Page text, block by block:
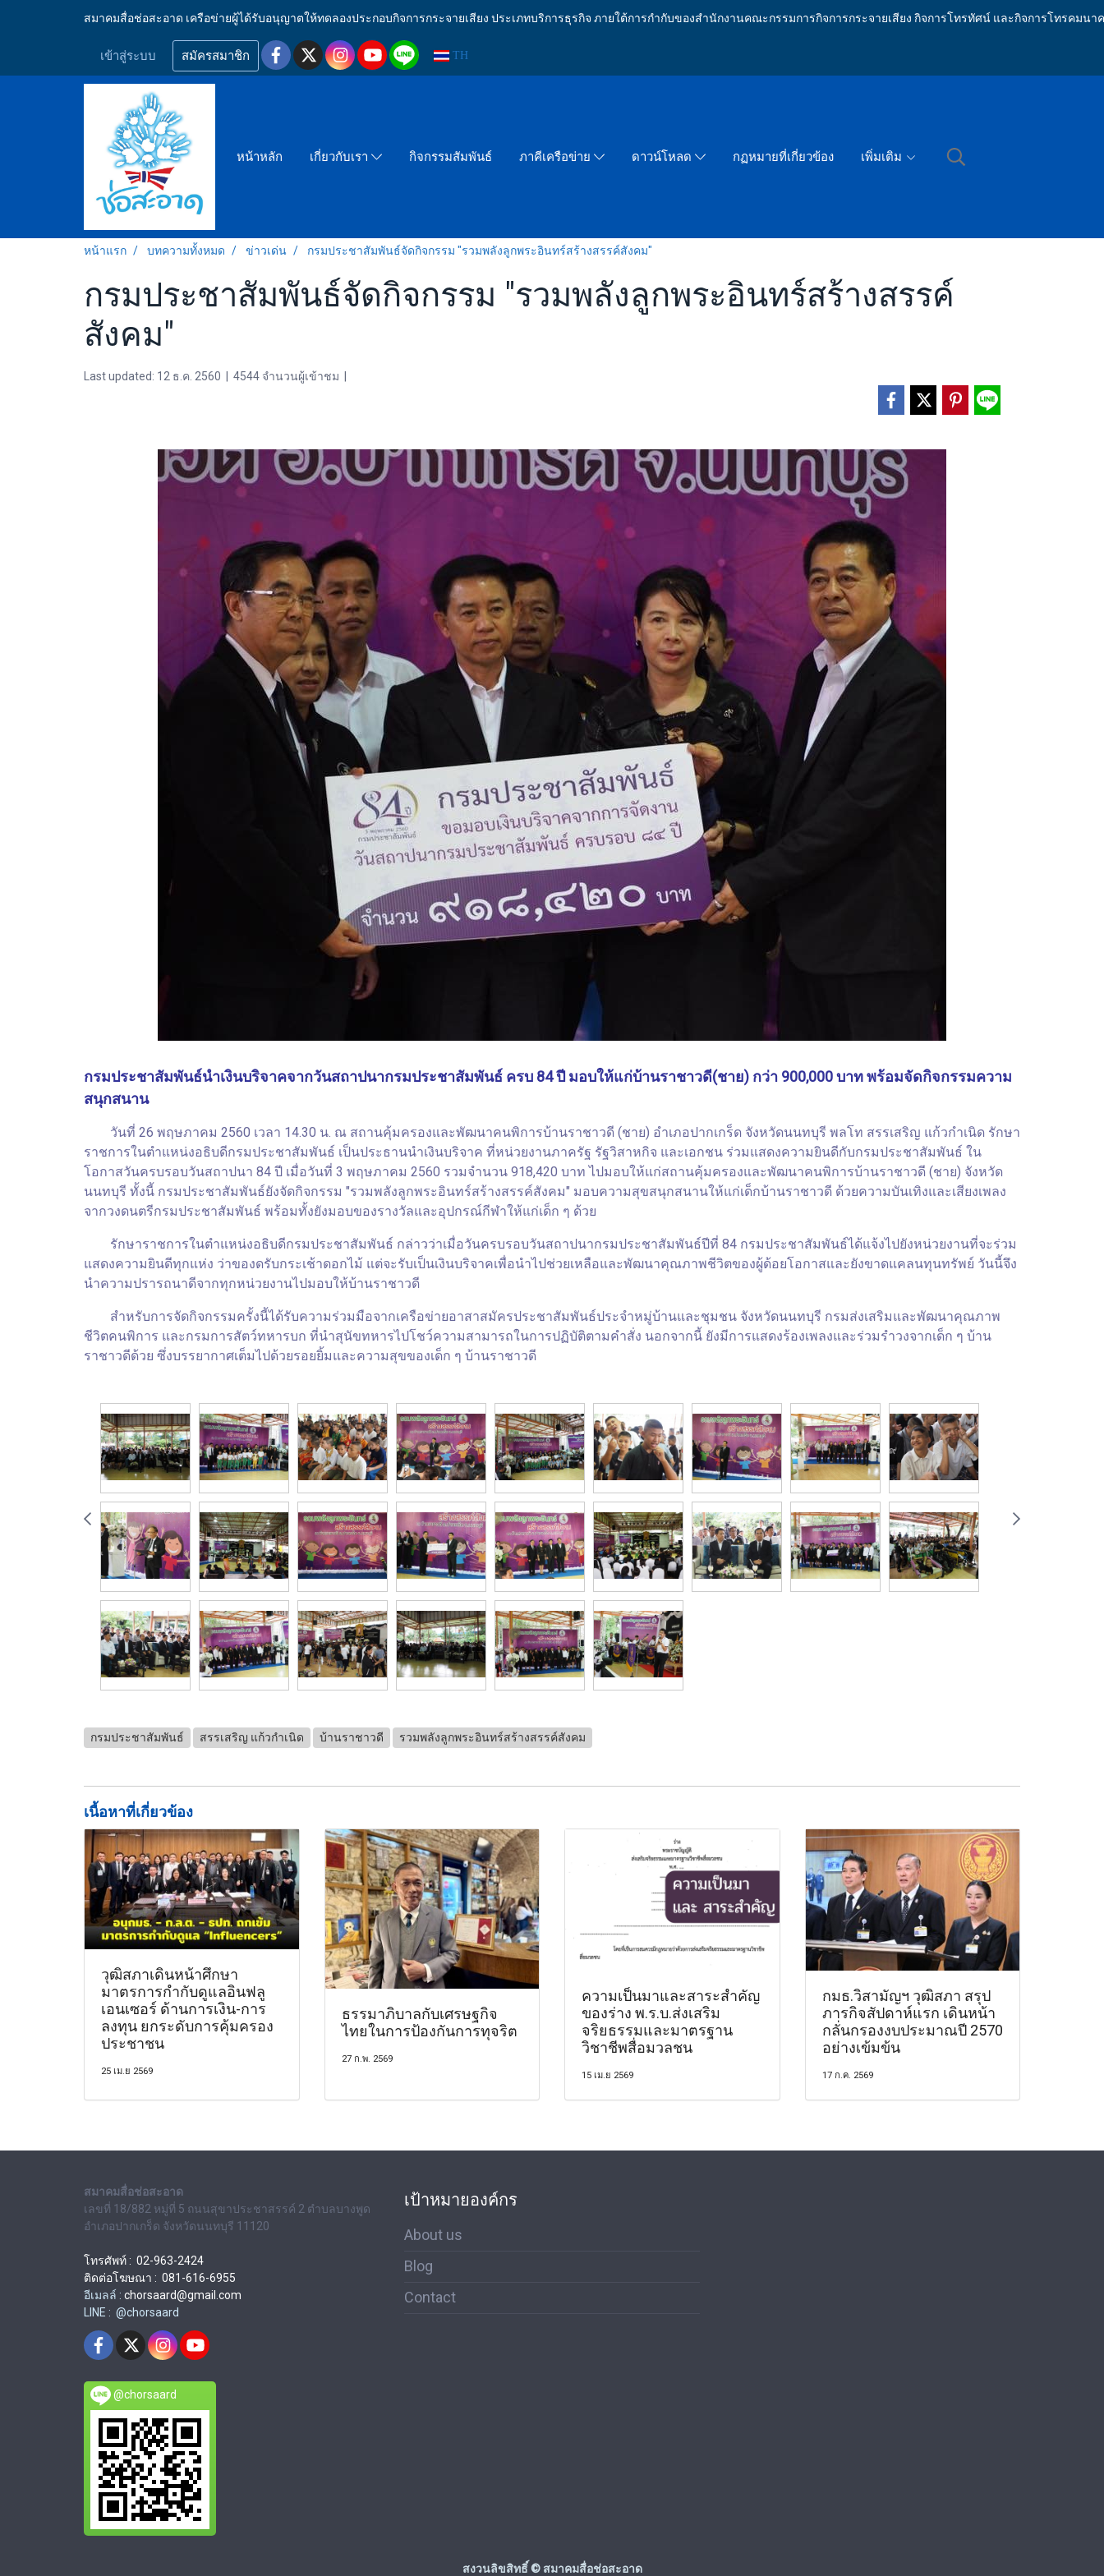
สมาคมสื่อช่อสะอาด เครือข่ายผู้ได้รับอนุญาตให้ทดลองประกอบกิจการกระจายเสียง ประเภทบริการธุรกิจ ภายใต้การกำกับของสำนักงานคณะกรรมการกิจการกระจายเสียง กิจการโทรทัศน์ และกิจการโทรคมนา
เข้าสู่ระบบ สมัครสมาชิก TH
หน้าหลัก เกี่ยวกับเรา กิจกรรมสัมพันธ์ ภาคีเครือข่าย ดาวน์โหลด กฏหมายที่เกี่ยวข้อง เพิ่มเติม
หน้าแรก บทความทั้งหมด ข่าวเด่น กรมประชาสัมพันธ์จัดกิจกรรม "รวมพลังลูกพระอินทร์สร้างสรรค์สังคม"
กรมประชาสัมพันธ์จัดกิจกรรม "รวมพลังลูกพระอินทร์สร้างสรรค์
สังคม"
Last updated: 12 ธ.ค. 2560 4544 จำนวนผู้เข้าชม
กรมประชาสัมพันธ์นำเงินบริจาคจากวันสถาปนากรมประชาสัมพันธ์ ครบ 84 ปี มอบให้แก่บ้านราชาวดี(ชาย) กว่า 900,000 บาท พร้อมจัดกิจกรรมความ
สนุกสนาน
วันที่ 26 พฤษภาคม 2560 เวลา 14.30 น. ณ สถานคุ้มครองและพัฒนาคนพิการบ้านราชาวดี (ชาย) อำเภอปากเกร็ด จังหวัดนนทบุรี พลโท สรรเสริญ แก้วกำเนิด รักษา
ราชการในตำแหน่งอธิบดีกรมประชาสัมพันธ์ เป็นประธานนำเงินบริจาค ที่หน่วยงานภาครัฐ รัฐวิสาหกิจ และเอกชน ร่วมแสดงความยินดีกับกรมประชาสัมพันธ์ ใน
โอกาสวันครบรอบวันสถาปนา 84 ปี เมื่อวันที่ 3 พฤษภาคม 2560 รวมจำนวน 918,420 บาท ไปมอบให้แก่สถานคุ้มครองและพัฒนาคนพิการบ้านราชาวดี (ชาย) จังหวัด
นนทบุรี ทั้งนี้ กรมประชาสัมพันธ์ยังจัดกิจกรรม "รวมพลังลูกพระอินทร์สร้างสรรค์สังคม" มอบความสุขสนุกสนานให้แก่เด็กบ้านราชาวดี ด้วยความบันเทิงและเสียงเพลง
จากวงดนตรีกรมประชาสัมพันธ์ พร้อมทั้งยังมอบของรางวัลและอุปกรณ์กีฬาให้แก่เด็ก ๆ ด้วย
รักษาราชการในตำแหน่งอธิบดีกรมประชาสัมพันธ์ กล่าวว่าเมื่อวันครบรอบวันสถาปนากรมประชาสัมพันธ์ปีที่ 84 กรมประชาสัมพันธ์ได้แจ้งไปยังหน่วยงานที่จะร่วม
แสดงความยินดีทุกแห่ง ว่าของดรับกระเช้าดอกไม้ แต่จะรับเป็นเงินบริจาคเพื่อนำไปช่วยเหลือและพัฒนาคุณภาพชีวิตของผู้ด้อยโอกาสและยังขาดแคลนทุนทรัพย์ วันนี้จึง
นำความปรารถนาดีจากทุกหน่วยงานไปมอบให้บ้านราชาวดี
สำหรับการจัดกิจกรรมครั้งนี้ได้รับความร่วมมือจากเครือข่ายอาสาสมัครประชาสัมพันธ์ประจำหมู่บ้านและชุมชน จังหวัดนนทบุรี กรมส่งเสริมและพัฒนาคุณภาพ
ชีวิตคนพิการ และกรมการสัตว์ทหารบก ที่นำสุนัขทหารไปโชว์ความสามารถในการปฏิบัติตามคำสั่ง นอกจากนี้ ยังมีการแสดงร้องเพลงและร่วมรำวงจากเด็ก ๆ บ้าน
ราชาวดีด้วย ซึ่งบรรยากาศเต็มไปด้วยรอยยิ้มและความสุขของเด็ก ๆ บ้านราชาวดี
กรมประชาสัมพันธ์ สรรเสริญ แก้วกำเนิด บ้านราชาวดี รวมพลังลูกพระอินทร์สร้างสรรค์สังคม
เนื้อหาที่เกี่ยวข้อง
วุฒิสภาเดินหน้าศึกษา
มาตรการกำกับดูแลอินฟลู
เอนเซอร์ ด้านการเงิน-การ
ลงทุน ยกระดับการคุ้มครอง
ประชาชน
25 เม.ย 2569
ธรรมาภิบาลกับเศรษฐกิจ
ไทยในการป้องกันการทุจริต
27 ก.พ. 2569
ความเป็นมาและสาระสำคัญ
ของร่าง พ.ร.บ.ส่งเสริม
จริยธรรมและมาตรฐาน
วิชาชีพสื่อมวลชน
15 เม.ย 2569
กมธ.วิสามัญฯ วุฒิสภา สรุป
ภารกิจสัปดาห์แรก เดินหน้า
กลั่นกรองงบประมาณปี 2570
อย่างเข้มข้น
17 ก.ค. 2569
สมาคมสื่อช่อสะอาด
เลขที่ 18/882 หมู่ที่ 5 ถนนสุขาประชาสรรค์ 2 ตำบลบางพูด
อำเภอปากเกร็ด จังหวัดนนทบุรี 11120
โทรศัพท์ : 02-963-2424
ติดต่อโฆษณา : 081-616-6955
อีเมลล์ : chorsaard@gmail.com
LINE : @chorsaard
@chorsaard
เป้าหมายองค์กร
About us
Blog
Contact
สงวนลิขสิทธิ์ © สมาคมสื่อช่อสะอาด